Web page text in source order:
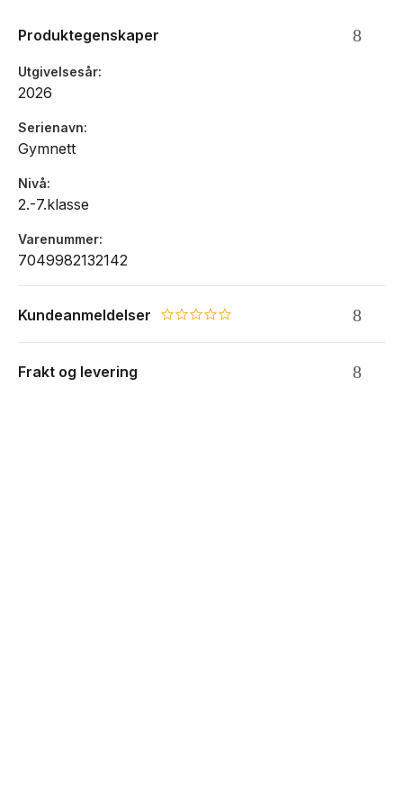
Produktegenskaper
Utgivelsesår
2026
Serienavn
Gymnett
Nivå
2.-7.klasse
Varenummer
7049982132142
Kundeanmeldelser 0.0 star rating
Frakt og levering